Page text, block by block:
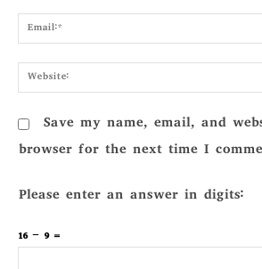
Save my name, email, and
browser for the next time I
Please enter an answer in digits:
16 − 9 =